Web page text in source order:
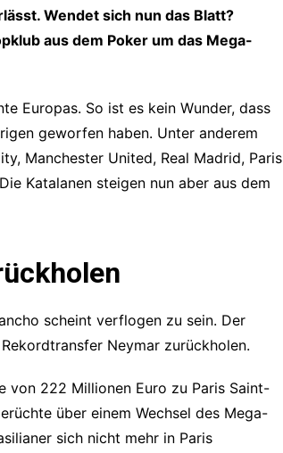
Wendet sich nun das Blatt?
aus dem Poker um das Mega-
Europas. So ist es kein Wunder, dass
geworfen haben. Unter anderem
Manchester United, Real Madrid, Paris
Katalanen steigen nun aber aus dem
scheint verflogen zu sein. Der
Neymar zurückholen.
von 222 Millionen Euro zu Paris Saint-
über einem Wechsel des Mega-
sich nicht mehr in Paris